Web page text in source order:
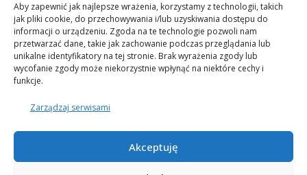
Aby zapewnić jak najlepsze wrażenia, korzystamy z technologii, takich
jak pliki cookie, do przechowywania i/lub uzyskiwania dostępu do
informacji o urządzeniu. Zgoda na te technologie pozwoli nam
przetwarzać dane, takie jak zachowanie podczas przeglądania lub
unikalne identyfikatory na tej stronie. Brak wyrażenia zgody lub
wycofanie zgody może niekorzystnie wpłynąć na niektóre cechy i
funkcje.
Zarządzaj serwisami
Akceptuję